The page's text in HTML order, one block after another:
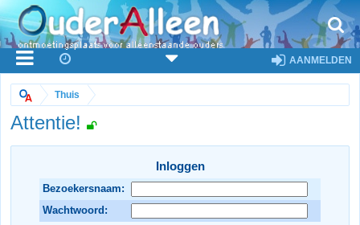
AANMELDEN
Thuis
Attentie!
Inloggen
Bezoekersnaam:
Wachtwoord: